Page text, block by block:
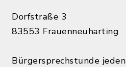
Dorfstraße 3
83553 Frauenneuharting
Bürgersprechstunde jeden